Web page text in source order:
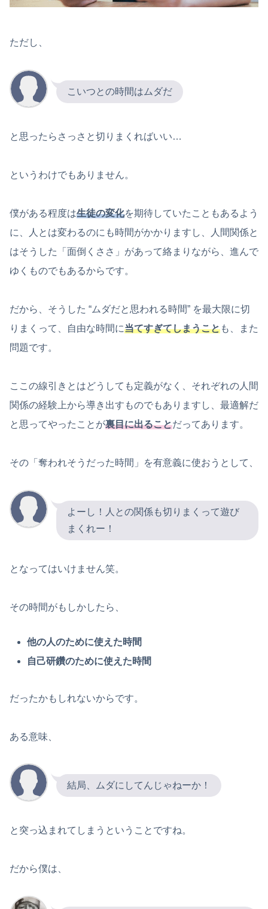
ただし、
こいつとの時間はムダだ
と思ったらさっさと切りまくればいい…
というわけでもありません。
僕がある程度は生徒の変化を期待していたこともあるよう
に、人とは変わるのにも時間がかかりますし、人間関係と
はそうした「面倒くささ」があって絡まりながら、進んで
ゆくものでもあるからです。
だから、そうした “ムダだと思われる時間” を最大限に切
りまくって、自由な時間に当てすぎてしまうことも、また
問題です。
ここの線引きとはどうしても定義がなく、それぞれの人間
関係の経験上から導き出すものでもありますし、最適解だ
と思ってやったことが裏目に出ることだってあります。
その「奪われそうだった時間」を有意義に使おうとして、
よーし！人との関係も切りまくって遊び
まくれー！
となってはいけません笑。
その時間がもしかしたら、
他の人のために使えた時間
自己研鑽のために使えた時間
だったかもしれないからです。
ある意味、
結局、ムダにしてんじゃねーか！
と突っ込まれてしまうということですね。
だから僕は、